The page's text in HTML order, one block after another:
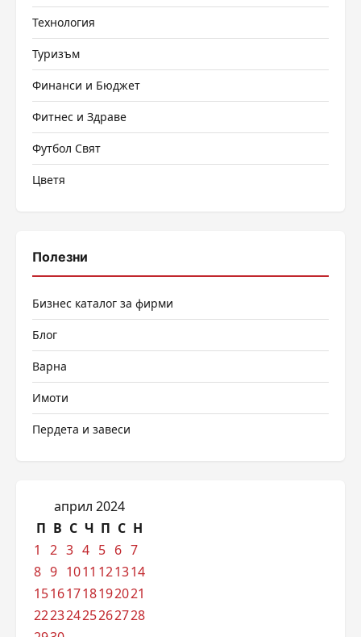
Технология
Туризъм
Финанси и Бюджет
Фитнес и Здраве
Футбол Свят
Цветя
Полезни
Бизнес каталог за фирми
Блог
Варна
Имоти
Пердета и завеси
април 2024
П В С Ч П С Н
1
2 3 4 5 6 7
8 9 1011 121314
15161718192021
22232425262728